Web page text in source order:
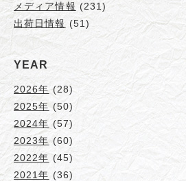
メディア情報 (231)
出荷日情報 (51)
YEAR
2026年 (28)
2025年 (50)
2024年 (57)
2023年 (60)
2022年 (45)
2021年 (36)